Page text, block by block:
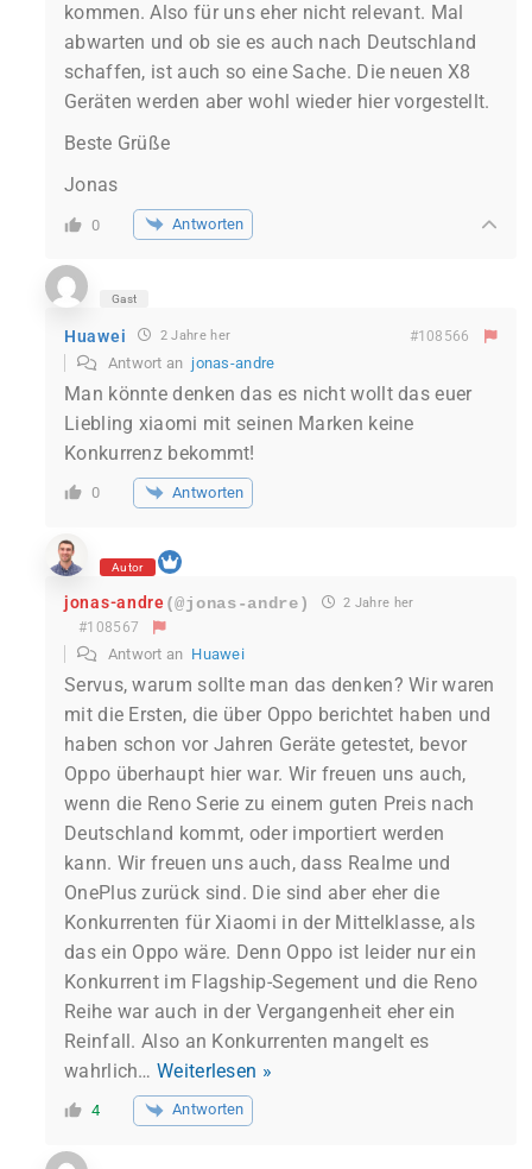
kommen. Also für uns eher nicht relevant. Mal
abwarten und ob sie es auch nach Deutschland
schaffen, ist auch so eine Sache. Die neuen X8
Geräten werden aber wohl wieder hier vorgestellt.
Beste Grüße
Jonas
0 Antworten
Gast
Huawei 2 Jahre her #108566
Antwort an jonas-andre
Man könnte denken das es nicht wollt das euer
Liebling xiaomi mit seinen Marken keine
Konkurrenz bekommt!
0 Antworten
Autor
jonas-andre(@jonas-andre) 2 Jahre her
#108567
Antwort an Huawei
Servus, warum sollte man das denken? Wir waren
mit die Ersten, die über Oppo berichtet haben und
haben schon vor Jahren Geräte getestet, bevor
Oppo überhaupt hier war. Wir freuen uns auch,
wenn die Reno Serie zu einem guten Preis nach
Deutschland kommt, oder importiert werden
kann. Wir freuen uns auch, dass Realme und
OnePlus zurück sind. Die sind aber eher die
Konkurrenten für Xiaomi in der Mittelklasse, als
das ein Oppo wäre. Denn Oppo ist leider nur ein
Konkurrent im Flagship-Segement und die Reno
Reihe war auch in der Vergangenheit eher ein
Reinfall. Also an Konkurrenten mangelt es
wahrlich…Weiterlesen »
4 Antworten